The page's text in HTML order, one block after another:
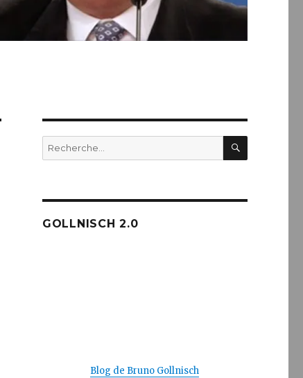
Recherche
pour :
GOLLNISCH 2.0
Blog de Bruno Gollnisch